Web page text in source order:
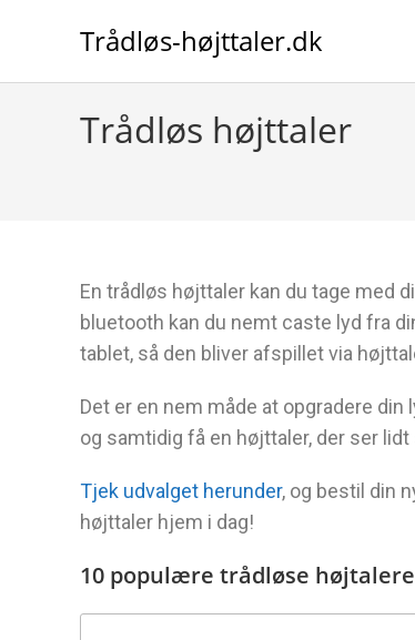
Trådløs-højttaler.dk
Trådløs højttaler
En trådløs højttaler kan du tage med
bluetooth kan du nemt caste lyd fra
tablet, så den bliver afspillet via
Det er en nem måde at opgradere din
og samtidig få en højttaler, der ser lidt
Tjek udvalget herunder, og bestil din
højttaler hjem i dag!
10 populære trådløse